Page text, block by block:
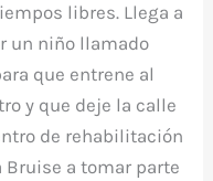
libres. Llega a
un niño llamado
que entrene al
y que deje la calle
de rehabilitación
Bruise a tomar parte